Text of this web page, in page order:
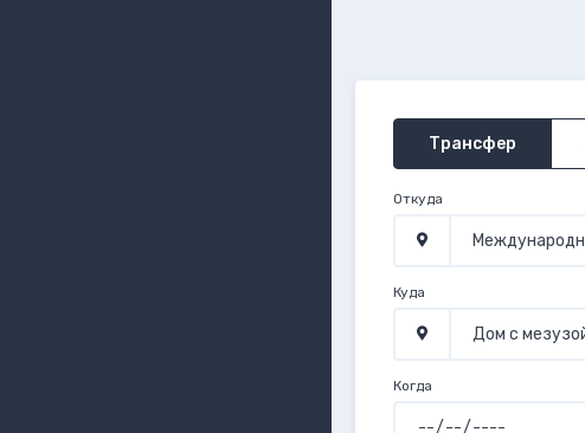
Трансфер
Откуда
Куда
Когда